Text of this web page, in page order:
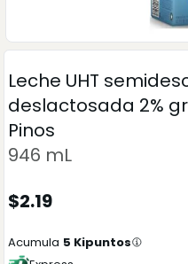
Leche UHT
deslactosada 2%
Pinos
946 mL
$2.19
Acumula 5 Kipuntos